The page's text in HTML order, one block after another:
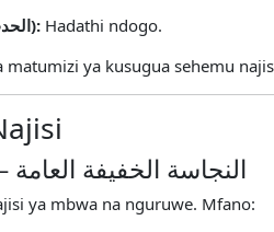
Ḥadath Aṣghar (الحدث الأصغر): Hadathi ndogo.
matumizi ya kusugua sehemu
(a) Najisi Ndogo – النجاسة الخفيفة العامة
ya mbwa na nguruwe. Mfano: